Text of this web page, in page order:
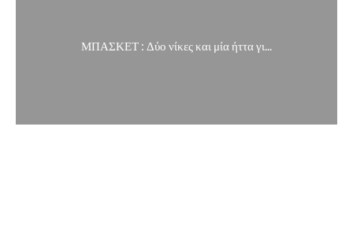
ΜΠΑΣΚΕΤ : Δύο νίκες και μία ήττα γι...